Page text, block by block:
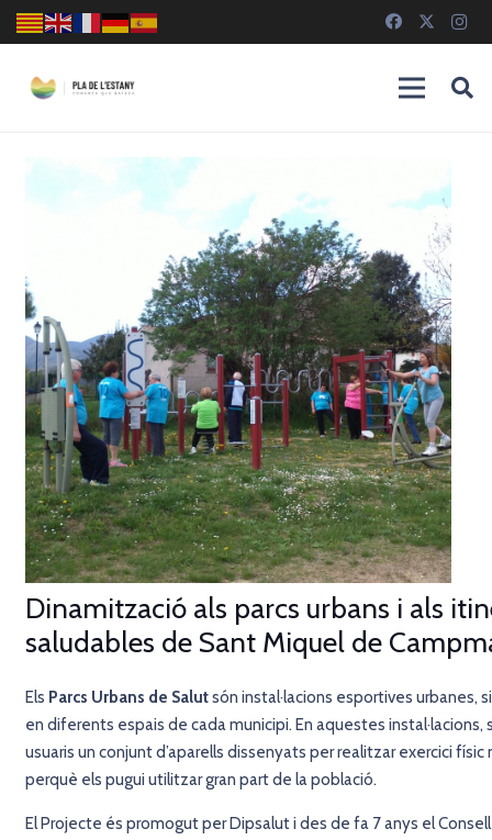
Dinamització als parcs urbans i als
saludables de Sant Miquel de
Els Parcs Urbans de Salutsón instal·lacions esportives urbanes,
en diferents espais de cada municipi. En aquestes instal·lacions,
usuaris un conjunt d’aparells dissenyats per realitzar exercici
perquè els pugui utilitzar gran part de la població.
El Projecte és promogut per Dipsalut i des de fa 7 anys el